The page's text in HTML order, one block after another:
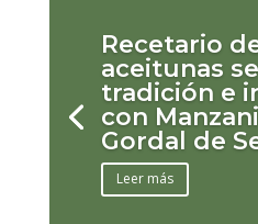
Recetario
aceitunas
tradición e
con
Gordal de
Leer más